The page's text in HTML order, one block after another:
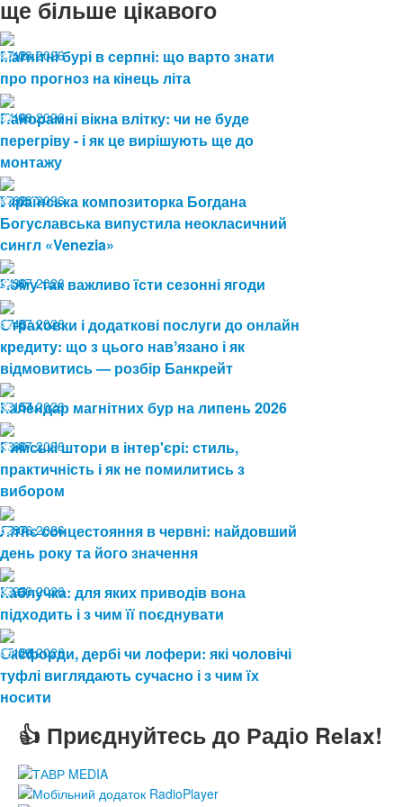
ще більше цікавого
07.08.2026
12
Магнітні бурі в серпні: що варто знати
про прогноз на кінець літа
04.08.2026
19
Панорамні вікна влітку: чи не буде
перегріву - і як це вирішують ще до
монтажу
03.08.2026
62
Українська композиторка Богдана
Богуславська випустила неокласичний
сингл «Venezia»
24.07.2026
30
Чому так важливо їсти сезонні ягоди
17.07.2026
48
Страховки і додаткові послуги до онлайн
кредиту: що з цього навʼязано і як
відмовитись — розбір Банкрейт
13.07.2026
151
Календар магнітних бур на липень 2026
08.07.2026
60
Римські штори в інтер'єрі: стиль,
практичність і як не помилитись з
вибором
19.06.2026
87
Літнє сонцестояння в червні: найдовший
день року та його значення
19.06.2026
93
Каблучка: для яких приводів вона
підходить і з чим її поєднувати
15.06.2026
121
Оксфорди, дербі чи лофери: які чоловічі
туфлі виглядають сучасно і з чим їх
носити
👍 Приєднуйтесь до Радіо Relax!